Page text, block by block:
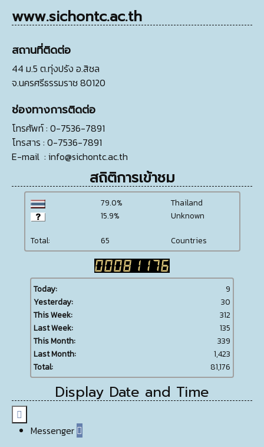
www.sichontc.ac.th
สถานที่ติดต่อ
44 ม.5 ต.ทุ่งปรัง อ.สิชล
จ.นครศรีธรรมราช 80120
ช่องทางการติดต่อ
โทรศัพท์: 0-7536-7891
โทรสาร : 0-7536-7891
E-mail : info@sichontc.ac.th
สถิติการเข้าชม
79.0%
Thailand
15.9%
Unknown
Total: 65 Countries
Today:
9
Yesterday:
30
This Week:
312
Last Week:
135
This Month:
339
Last Month:
1,423
Total:
81,176
Display Date and Time

Messenger 